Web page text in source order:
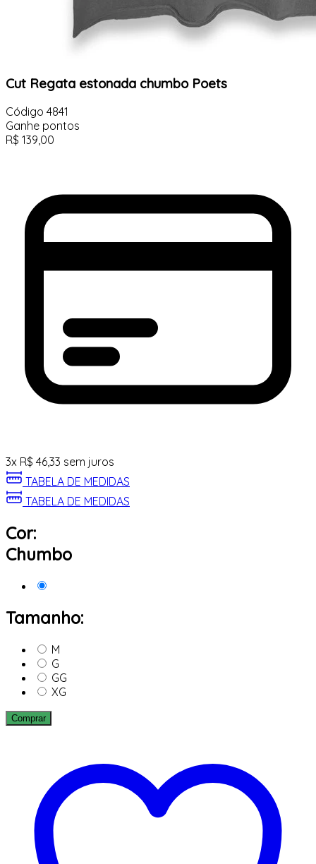
Cut Regata estonada chumbo Poets
Código 4841
Ganhe pontos
R$ 139,00
3x R$ 46,33 sem juros
TABELA DE MEDIDAS
TABELA DE MEDIDAS
Cor:
Chumbo
Tamanho:
M
G
GG
XG
Comprar